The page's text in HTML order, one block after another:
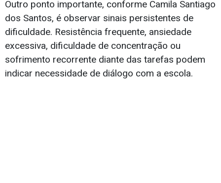
Outro ponto importante, conforme Camila Santiago
dos Santos, é observar sinais persistentes de
dificuldade. Resistência frequente, ansiedade
excessiva, dificuldade de concentração ou
sofrimento recorrente diante das tarefas podem
indicar necessidade de diálogo com a escola.